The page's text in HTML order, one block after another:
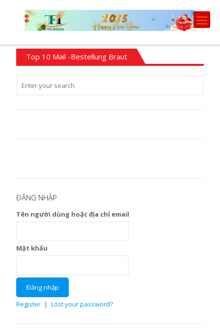
Top 10 Mail -Bestellung Braut
ĐĂNG NHẬP
Tên người dùng hoặc địa chỉ email
Mật khẩu
Register | Lost your password?